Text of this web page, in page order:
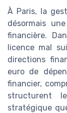
À Paris, la
désormais
financière.
licence mal
directions
euro de
financier,
structurent
stratégique